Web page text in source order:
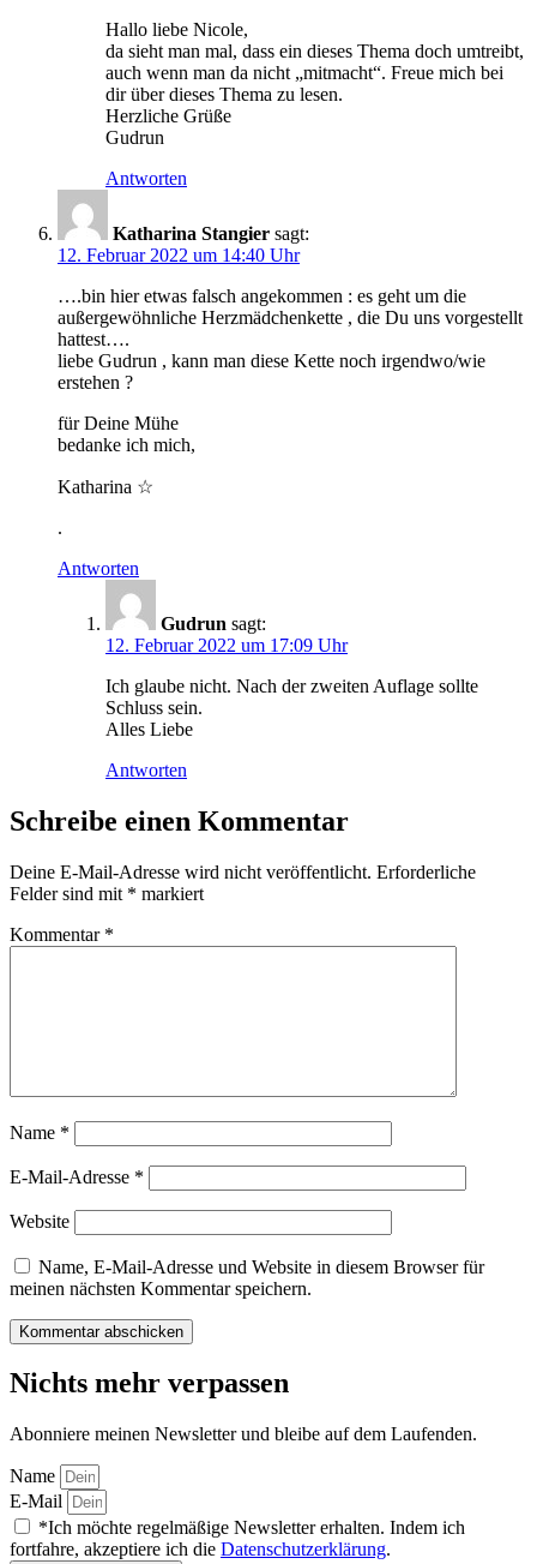
Hallo liebe Nicole,
da sieht man mal, dass ein dieses Thema doch umtreibt,
auch wenn man da nicht „mitmacht“. Freue mich bei
dir über dieses Thema zu lesen.
Herzliche Grüße
Gudrun
Antworten
Katharina Stangier sagt:
12. Februar 2022 um 14:40 Uhr
….bin hier etwas falsch angekommen : es geht um die
außergewöhnliche Herzmädchenkette , die Du uns vorgestellt
hattest….
liebe Gudrun , kann man diese Kette noch irgendwo/wie
erstehen ?
für Deine Mühe
bedanke ich mich,
Katharina ☆
.
Antworten
Gudrun sagt:
12. Februar 2022 um 17:09 Uhr
Ich glaube nicht. Nach der zweiten Auflage sollte
Schluss sein.
Alles Liebe
Antworten
Schreibe einen Kommentar
Deine E-Mail-Adresse wird nicht veröffentlicht. Erforderliche
Felder sind mit * markiert
Kommentar *
Name *
E-Mail-Adresse *
Website
Name, E-Mail-Adresse und Website in diesem Browser für
meinen nächsten Kommentar speichern.
Nichts mehr verpassen
Abonniere meinen Newsletter und bleibe auf dem Laufenden.
Name
E-Mail
*Ich möchte regelmäßige Newsletter erhalten. Indem ich
fortfahre, akzeptiere ich die Datenschutzerklärung.